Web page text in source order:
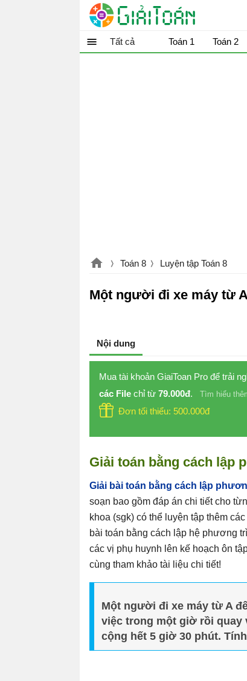
Tất cả Toán 1 Toán 2
Toán 8 Luyện tập Toán 8
Một người đi xe máy từ
Nội dung
Mua tài khoản GiaiToan Pro để trải
các File chỉ từ 79.000đ. Tìm hiểu
Đơn tối thiểu: 500.000đ
Giải toán bằng cách lập
Giải bài toán bằng cách lập
soạn bao gồm đáp án chi tiết cho
khoa (sgk) có thể luyện tập thêm
bài toán bằng cách lập hệ phương
các vị phụ huynh lên kế hoạch ôn
cùng tham khảo tài liệu chi tiết!
Một người đi xe máy từ A
việc trong một giờ rồi quay
cộng hết 5 giờ 30 phút.